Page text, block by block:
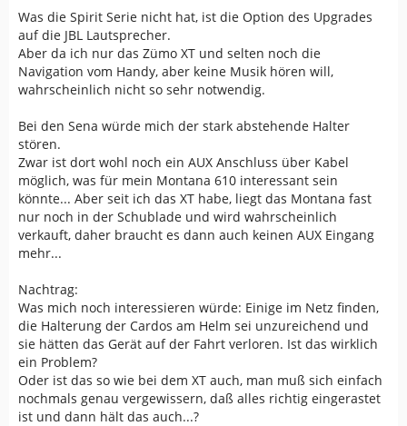
Was die Spirit Serie nicht hat, ist die Option des Upgrades
auf die JBL Lautsprecher.
Aber da ich nur das Zümo XT und selten noch die
Navigation vom Handy, aber keine Musik hören will,
wahrscheinlich nicht so sehr notwendig.
Bei den Sena würde mich der stark abstehende Halter
stören.
Zwar ist dort wohl noch ein AUX Anschluss über Kabel
möglich, was für mein Montana 610 interessant sein
könnte... Aber seit ich das XT habe, liegt das Montana fast
nur noch in der Schublade und wird wahrscheinlich
verkauft, daher braucht es dann auch keinen AUX Eingang
mehr...
Nachtrag:
Was mich noch interessieren würde: Einige im Netz finden,
die Halterung der Cardos am Helm sei unzureichend und
sie hätten das Gerät auf der Fahrt verloren. Ist das wirklich
ein Problem?
Oder ist das so wie bei dem XT auch, man muß sich einfach
nochmals genau vergewissern, daß alles richtig eingerastet
ist und dann hält das auch...?